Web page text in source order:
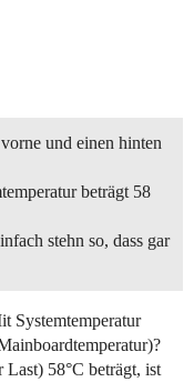
und einen hinten
beträgt 58
stehn so, dass gar
Systemtemperatur
58°C beträgt, ist